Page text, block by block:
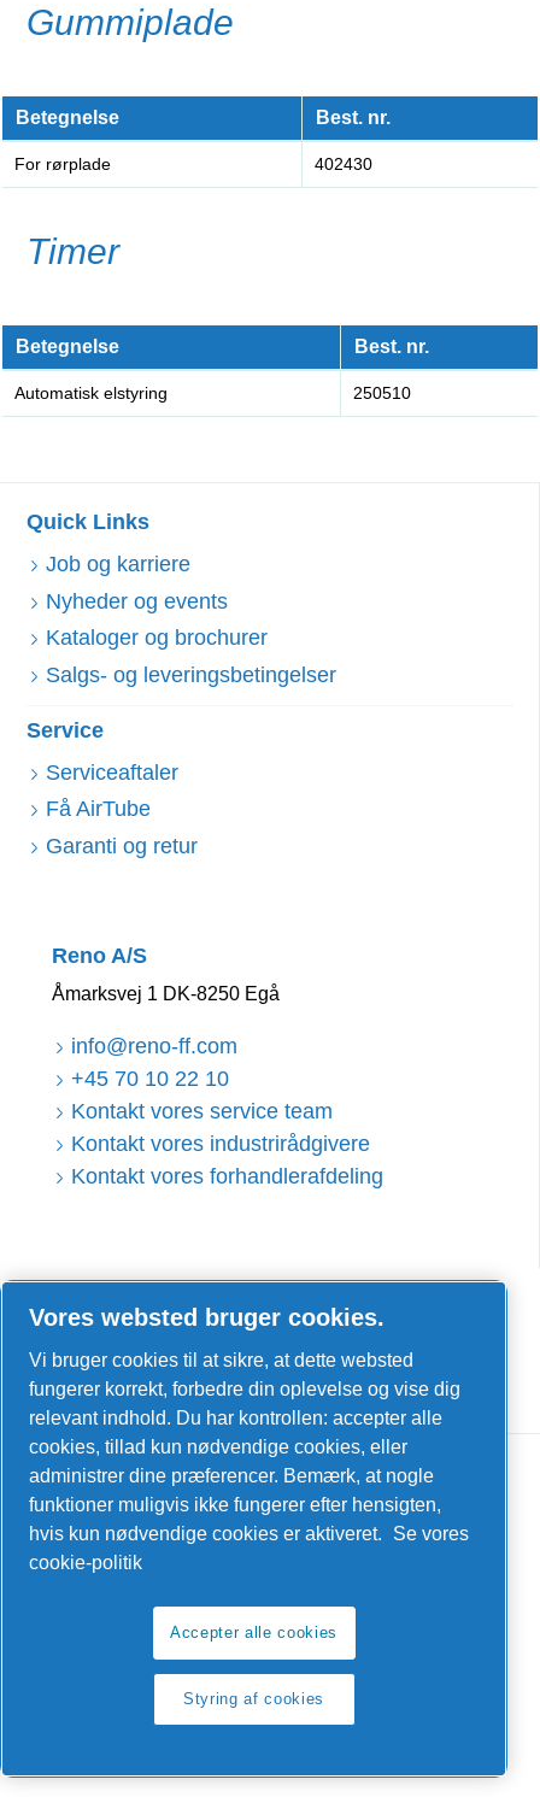
Gummiplade
Betegnelse Best. nr.
For rørplade 402430
Timer
Betegnelse Best. nr.
Automatisk elstyring 250510
Quick Links
Job og karriere
Nyheder og events
Kataloger og brochurer
Salgs- og leveringsbetingelser
Service
Serviceaftaler
Få AirTube
Garanti og retur
Reno A/S
Åmarksvej 1 DK-8250 Egå
info@reno-ff.com
+45 70 10 22 10
Kontakt vores service team
Kontakt vores industrirådgivere
Kontakt vores forhandlerafdeling
LinkedIn
Facebook
YouTube
Juridisk meddelelse og privatlivspolitik
Styring af cookies
Produkt compliance
Vores websted bruger cookies.
Vi bruger cookies til at sikre, at dette websted
fungerer korrekt, forbedre din oplevelse og vise dig
relevant indhold. Du har kontrollen: accepter alle
cookies, tillad kun nødvendige cookies, eller
administrer dine præferencer. Bemærk, at nogle
funktioner muligvis ikke fungerer efter hensigten,
hvis kun nødvendige cookies er aktiveret.
Se vores
cookie-politik
Accepter alle cookies
Styring af cookies